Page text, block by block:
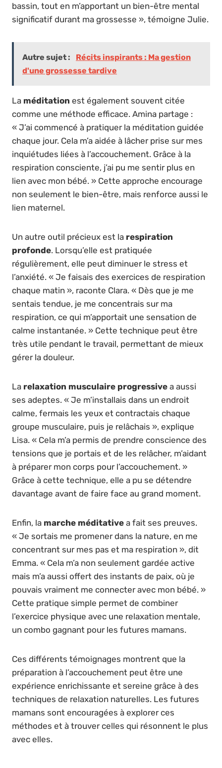
bassin, tout en m’apportant un bien-être mental
significatif durant ma grossesse », témoigne Julie.
Autre sujet :
Récits inspirants : Ma gestion
d'une grossesse tardive
La méditation est également souvent citée
comme une méthode efficace. Amina partage :
« J’ai commencé à pratiquer la méditation guidée
chaque jour. Cela m’a aidée à lâcher prise sur mes
inquiétudes liées à l’accouchement. Grâce à la
respiration consciente, j’ai pu me sentir plus en
lien avec mon bébé. » Cette approche encourage
non seulement le bien-être, mais renforce aussi le
lien maternel.
Un autre outil précieux est la respiration
profonde. Lorsqu’elle est pratiquée
régulièrement, elle peut diminuer le stress et
l’anxiété. « Je faisais des exercices de respiration
chaque matin », raconte Clara. « Dès que je me
sentais tendue, je me concentrais sur ma
respiration, ce qui m’apportait une sensation de
calme instantanée. » Cette technique peut être
très utile pendant le travail, permettant de mieux
gérer la douleur.
La relaxation musculaire progressive a aussi
ses adeptes. « Je m’installais dans un endroit
calme, fermais les yeux et contractais chaque
groupe musculaire, puis je relâchais », explique
Lisa. « Cela m’a permis de prendre conscience des
tensions que je portais et de les relâcher, m’aidant
à préparer mon corps pour l’accouchement. »
Grâce à cette technique, elle a pu se détendre
davantage avant de faire face au grand moment.
Enfin, la marche méditative a fait ses preuves.
« Je sortais me promener dans la nature, en me
concentrant sur mes pas et ma respiration », dit
Emma. « Cela m’a non seulement gardée active
mais m’a aussi offert des instants de paix, où je
pouvais vraiment me connecter avec mon bébé. »
Cette pratique simple permet de combiner
l’exercice physique avec une relaxation mentale,
un combo gagnant pour les futures mamans.
Ces différents témoignages montrent que la
préparation à l’accouchement peut être une
expérience enrichissante et sereine grâce à des
techniques de relaxation naturelles. Les futures
mamans sont encouragées à explorer ces
méthodes et à trouver celles qui résonnent le plus
avec elles.